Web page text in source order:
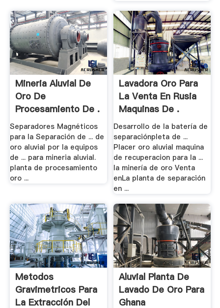
Mineria Aluvial De
Oro De
Procesamiento De .
Separadores Magnéticos
para la Separación de ... de
oro aluvial por la equipos
de ... para mineria aluvial.
planta de procesamiento
oro ...
Lavadora Oro Para
La Venta En Rusia
Maquinas De .
Desarrollo de la batería de
separaciónpleta de ...
Placer oro aluvial maquina
de recuperacion para la ...
la minería de oro Venta
enLa planta de separación
en ...
Metodos
Gravimetricos Para
La Extracción Del
Aluvial Planta De
Lavado De Oro Para
Ghana